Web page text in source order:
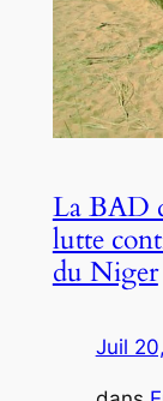
La BAD
lutte
du Niger
Juil